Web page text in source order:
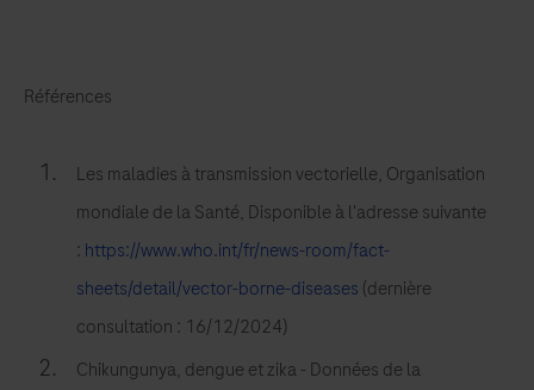
West
virus,
détection
ARN,
Références
Les maladies à transmission vectorielle, Organisation
mondiale de la Santé, Disponible à l'adresse suivante
: https://www.who.int/fr/news-room/fact-
sheets/detail/vector-borne-diseases (dernière
consultation : 16/12/2024)
Chikungunya, dengue et zika - Données de la